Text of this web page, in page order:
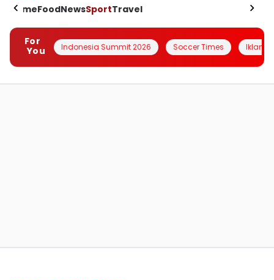
HomeFoodNewsSportTravel
For
You
Indonesia Summit 2026 Soccer Times Iklanin